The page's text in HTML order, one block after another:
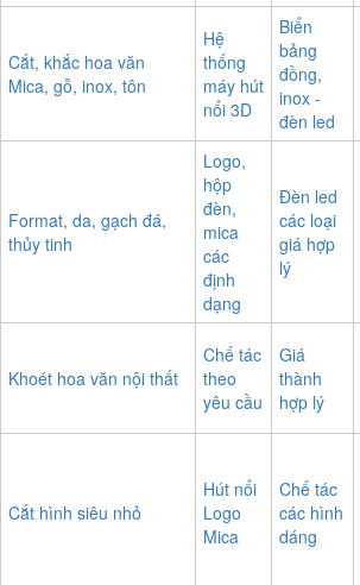
Cắt, khắc hoa văn
Mica, gỗ, inox, tôn
Hệ
thống
máy hút
nổi 3D
Biển
bảng
đồng,
inox -
đèn led
Format, da, gạch đá,
thủy tinh
Logo,
hộp
đèn,
mica
các
định
dạng
Đèn led
các loại
giá hợp
lý
Khoét hoa văn nội thất
Chế tác
theo
yêu cầu
Giá
thành
hợp lý
Cắt hình siêu nhỏ
Hút nổi
Logo
Mica
Chế tác
các hình
dáng